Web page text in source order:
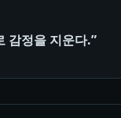
감정을 지운다.”